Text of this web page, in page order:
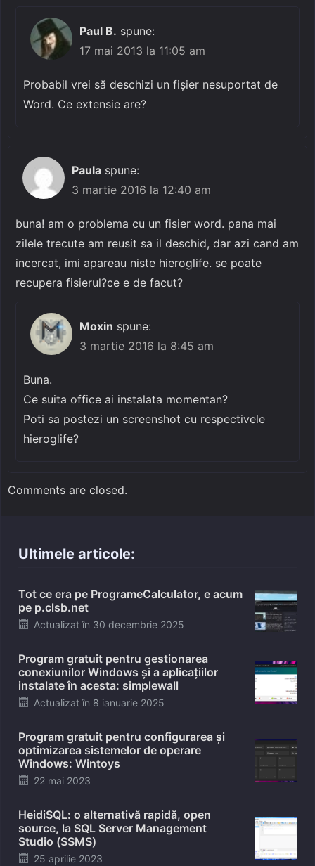
Paul B. spune:
17 mai 2013 la 11:05 am
Probabil vrei să deschizi un fișier nesuportat de
Word. Ce extensie are?
Paula spune:
3 martie 2016 la 12:40 am
buna! am o problema cu un fisier word. pana mai
zilele trecute am reusit sa il deschid, dar azi cand am
incercat, imi apareau niste hieroglife. se poate
recupera fisierul?ce e de facut?
Moxin spune:
3 martie 2016 la 8:45 am
Buna.
Ce suita office ai instalata momentan?
Poti sa postezi un screenshot cu respectivele
hieroglife?
Comments are closed.
Ultimele articole:
Tot ce era pe ProgrameCalculator, e acum
pe p.clsb.net
Posted
Actualizat în 30 decembrie 2025
Program gratuit pentru gestionarea
conexiunilor Windows și a aplicațiilor
instalate în acesta: simplewall
Posted
Actualizat în 8 ianuarie 2025
Program gratuit pentru configurarea și
optimizarea sistemelor de operare
Windows: Wintoys
Posted
22 mai 2023
HeidiSQL: o alternativă rapidă, open
source, la SQL Server Management
Studio (SSMS)
Posted
25 aprilie 2023